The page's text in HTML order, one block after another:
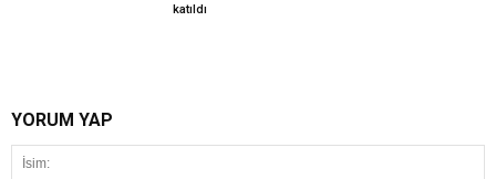
katıldı
YORUM YAP